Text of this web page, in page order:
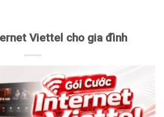
Viettel cho gia đình